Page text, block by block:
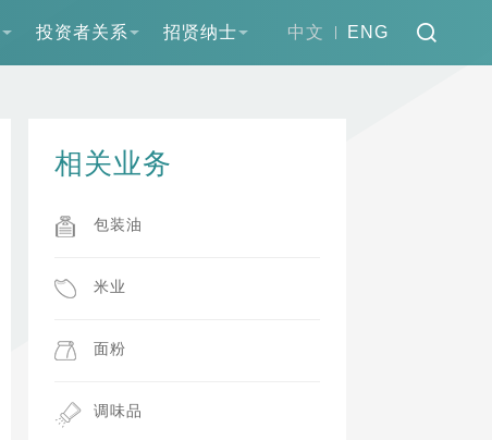
中文 ENG
投资者关系 招贤纳士
相关业务
包装油
米业
面粉
调味品